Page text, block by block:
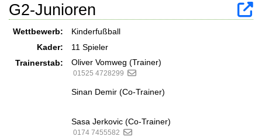
G2-Junioren
Wettbewerb:
Kinderfußball
Kader:
11 Spieler
Trainerstab:
Oliver Vomweg (Trainer)
01525 4728299
Sinan Demir (Co-Trainer)
Sasa Jerkovic (Co-Trainer)
0174 7455582